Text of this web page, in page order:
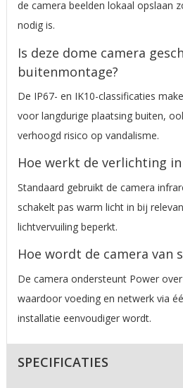
de camera beelden lokaal opslaan
nodig is.
Is deze dome camera
buitenmontage?
De IP67- en IK10-classificaties
voor langdurige plaatsing buiten,
verhoogd risico op vandalisme.
Hoe werkt de verlichting
Standaard gebruikt de camera
schakelt pas warm licht in bij
lichtvervuiling beperkt.
Hoe wordt de camera van
De camera ondersteunt Power
waardoor voeding en netwerk via
installatie eenvoudiger wordt.
SPECIFICATIES